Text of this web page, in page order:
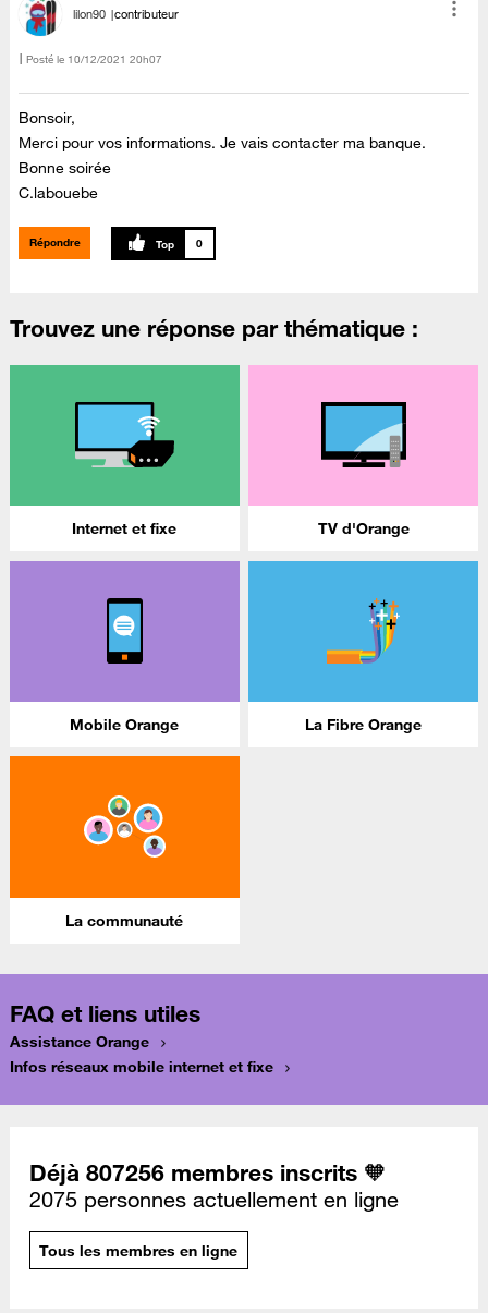
lilon90 contributeur
Posté le ‎10/12/2021 20h07
Bonsoir,
Merci pour vos informations. Je vais contacter ma banque.
Bonne soirée
C.labouebe
Répondre 0
Trouvez une réponse par thématique :
Internet et fixe TV d'Orange
Mobile Orange La Fibre Orange
La communauté
FAQ et liens utiles
Assistance Orange
Infos réseaux mobile internet et fixe
Déjà 807256 membres inscrits 🧡
2075 personnes actuellement en ligne
Tous les membres en ligne